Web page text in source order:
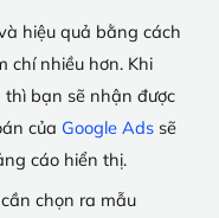
hiệu quả bằng cách
chí nhiều hơn. Khi
bạn sẽ nhận được
của Google Ads sẽ
cáo hiển thị.
chọn ra mẫu